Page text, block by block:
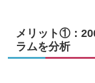
メリット①：
ラムを分析